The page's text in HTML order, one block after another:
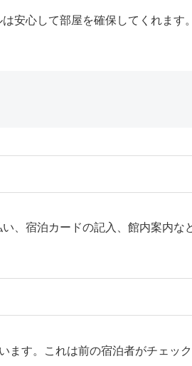
安心して部屋を確保してくれます。
、宿泊カードの記入、館内案内な
ます。これは前の宿泊者がチェック